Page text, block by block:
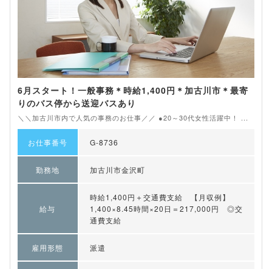
6月スタート！一般事務＊時給1,400円＊加古川市＊最寄
りのバス停から送迎バスあり
＼＼加古川市内で人気の事務のお仕事／／ ●20～30代女性活躍中！ ...
お仕事番号 G-8736
勤務地 加古川市金沢町
給与
時給1,400円＋交通費支給 【月収例】
1,400×8.45時間×20日＝217,000円 ◎交
通費支給
雇用形態 派遣